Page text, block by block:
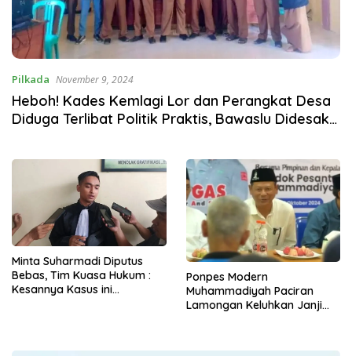
Pilkada November 9, 2024
Heboh! Kades Kemlagi Lor dan Perangkat Desa
Diduga Terlibat Politik Praktis, Bawaslu Didesak
Minta Suharmadi Diputus
Bebas, Tim Kuasa Hukum :
Kesannya Kasus ini
Ponpes Modern
Muhammadiyah Paciran
Lamongan Keluhkan Janji